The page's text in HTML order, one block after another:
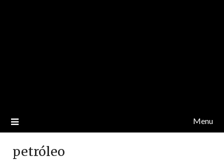
Menu
petróleo